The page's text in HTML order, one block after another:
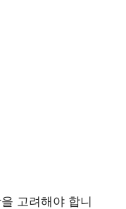
고려해야 합니